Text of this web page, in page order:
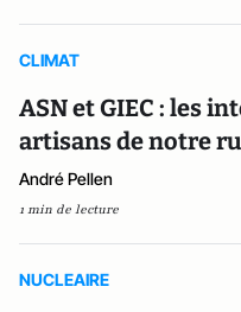
CLIMAT
ASN et GIEC : les
artisans de notre
André Pellen
1 min de lecture
NUCLEAIRE